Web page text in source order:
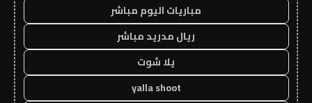
مباريات اليوم مباشر
ريال مدريد مباشر
يلا شوت
yalla shoot